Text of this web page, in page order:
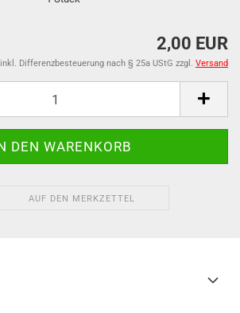
2,00 EUR
inkl. Differenzbesteuerung nach § 25a UStG zzgl. Versand
AUF DEN MERKZETTEL